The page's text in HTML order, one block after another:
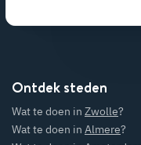
Ontdek steden
Wat te doen in Zwolle?
Wat te doen in Almere?